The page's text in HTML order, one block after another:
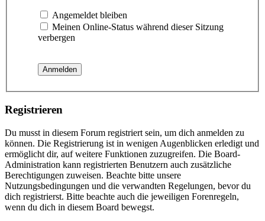
Angemeldet bleiben
Meinen Online-Status während dieser Sitzung
verbergen
Registrieren
Du musst in diesem Forum registriert sein, um dich anmelden zu
können. Die Registrierung ist in wenigen Augenblicken erledigt und
ermöglicht dir, auf weitere Funktionen zuzugreifen. Die Board-
Administration kann registrierten Benutzern auch zusätzliche
Berechtigungen zuweisen. Beachte bitte unsere
Nutzungsbedingungen und die verwandten Regelungen, bevor du
dich registrierst. Bitte beachte auch die jeweiligen Forenregeln,
wenn du dich in diesem Board bewegst.